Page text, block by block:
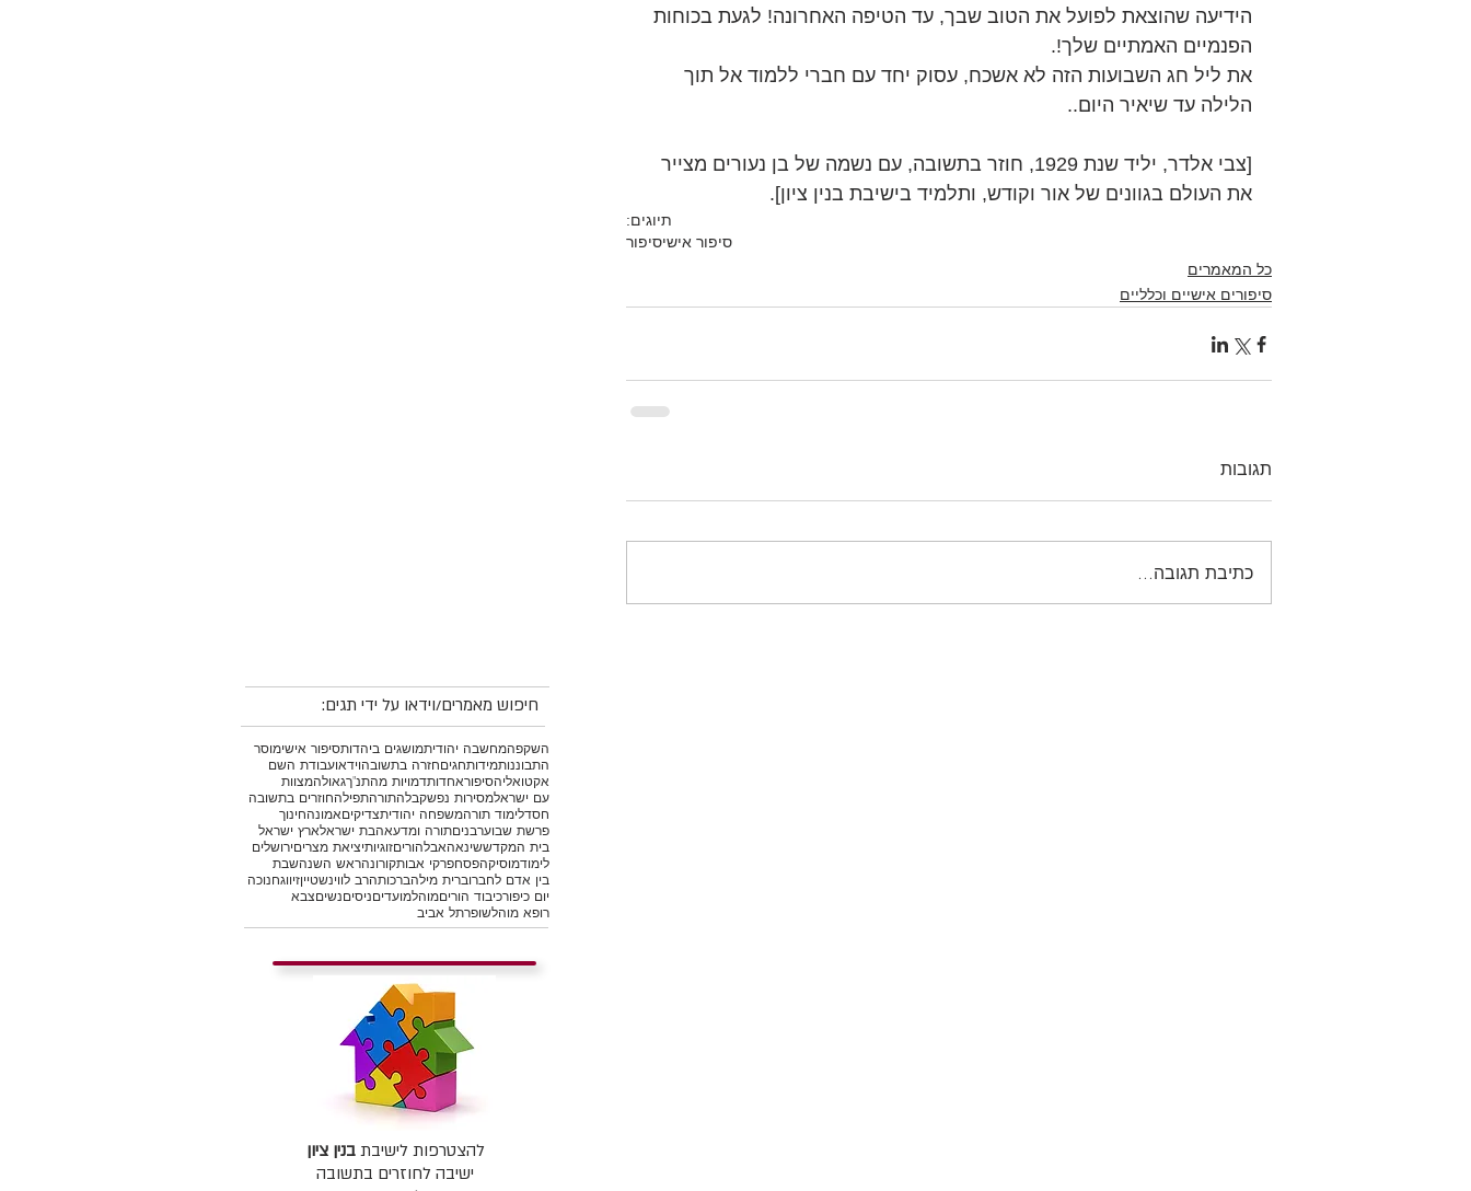
הידיעה שהוצאת לפועל את הטוב שבך, עד הטיפה האחרונה! לגעת בכוחות
הפנמיים האמתיים שלך!.
את ליל חג השבועות הזה לא אשכח, עסוק יחד עם חברי ללמוד אל תוך
הלילה עד שיאיר היום..
[צבי אלדר, יליד שנת 1929, חוזר בתשובה, עם נשמה של בן נעורים מצייר
את העולם בגוונים של אור וקודש, ותלמיד בישיבת בנין ציון].
תיוגים:
סיפור אישיסיפור
כל המאמרים
סיפורים אישיים וכלליים
תגובות
כתיבת תגובה...
חיפוש מאמרים/וידאו על ידי תגים:
השקפהמחשבה יהודיתמושגים ביהדותסיפור אישימוסר
התבוננותמידותחגיםחזרה בתשובהוידאועבודת השם
אקטואליהסיפוראחדותדמויות מהתנ"ךגאולהמצוות
עם ישראלמסירות נפשקבלהתורהתפילהחוזרים בתשובה
חסדלימוד תורהמשפחה יהודיתצדיקיםאמונהחינוך
פרשת שבוערבניםתורה ומדעאהבת ישראלארץ ישראל
בית המקדששינאהאבלהוריםזוגיותיציאת מצריםירושלים
לימודמוסיקהפסחפרקי אבותקורונהראש השנהשבת
בין אדם לחברוברית מילהברכותהרב לווינשטייןזיווגחנוכה
יום כיפורכיבוד הוריםמוהלמועדיםניסיםנשיםצבא
רופא מוהלשופרתל אביב
להצטרפות לישיבתבנין ציון
ישיבה לחוזרים בתשובה